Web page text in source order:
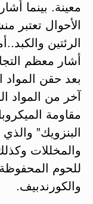
معينة. بينما
الأحوال تعتبر
الرئتين
أشار معظم
بعد حقن المواد
آخر من المواد
مقاومة
البنزويك”
والمخللات
للحوم
والكورندبيف.